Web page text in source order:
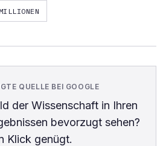
MILLIONEN
QUELLE BEI GOOGLE
der Wissenschaftin Ihren
bevorzugt sehen?
Klick genügt.